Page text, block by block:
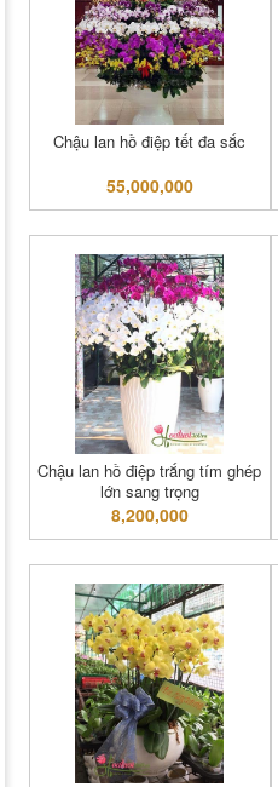
Chậu lan hồ điệp tết đa sắc
55,000,000
Chậu lan hồ điệp trắng tím ghép
lớn sang trọng
8,200,000